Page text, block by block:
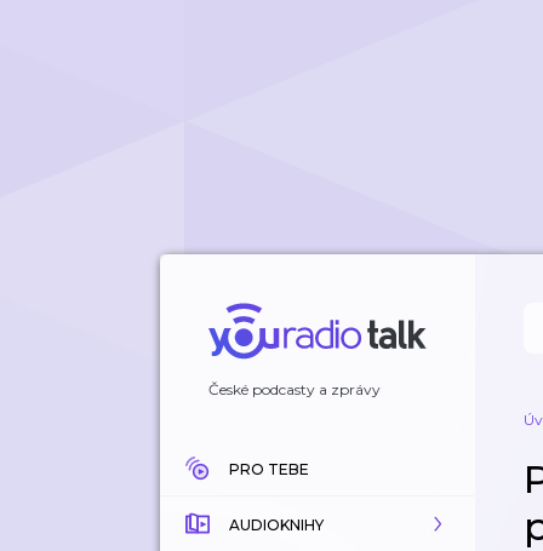
České podcasty a zprávy
PRO TEBE
AUDIOKNIHY